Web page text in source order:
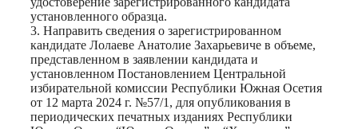
установленного образца.
3. Направить сведения о зарегистрированном
кандидате Лолаеве Анатолие Захарьевиче в объеме,
представленном в заявлении кандидата и
установленном Постановлением Центральной
избирательной комиссии Республики Южная Осетия
от 12 марта 2024 г. №57/1, для опубликования в
периодических печатных изданиях Республики